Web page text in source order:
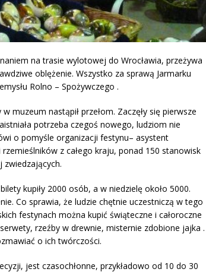
na trasie wylotowej do Wrocławia, przeżywa
oblężenie. Wszystko za sprawą Jarmarku
Rolno – Spożywczego .
muzeum nastąpił przełom. Zaczęły się pierwsze
potrzeba czegoś nowego, ludziom nie
o pomyśle organizacji festynu– asystent
z całego kraju, ponad 150 stanowisk
zwiedzających.
kupiły 2000 osób, a w niedzielę około 5000.
Co sprawia, że ludzie chętnie uczestniczą w tego
festynach można kupić świąteczne i całoroczne
rzeźby w drewnie, misternie zdobione jajka .
o ich twórczości.
jest czasochłonne, przykładowo od 10 do 30